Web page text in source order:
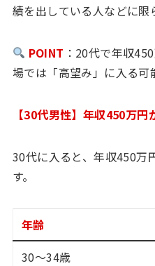
績を出している人などに限
POINT ：20代で年収
場では「高望み」に入る可
【30代男性】年収450万
30代に入ると、年収450万
す。
年齢
30～34歳